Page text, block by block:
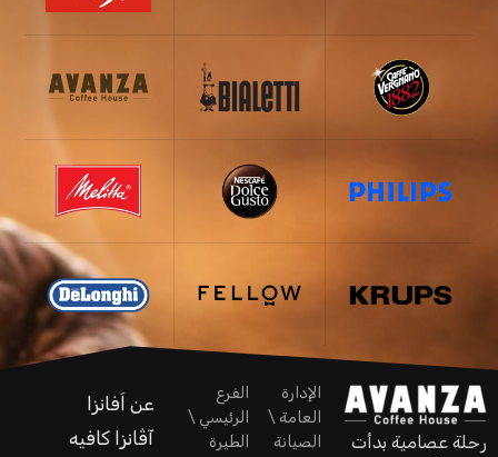
رحلة عصامية بدأت
الإدارة
العامة \
الصيانة
الفرع
الرئيسي \
الطيرة
عن اَفانزا
آڤانزا كافيه